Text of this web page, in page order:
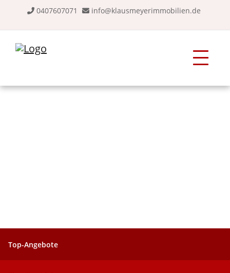
0407607071 info@klausmeyerimmobilien.de
Top-Angebote